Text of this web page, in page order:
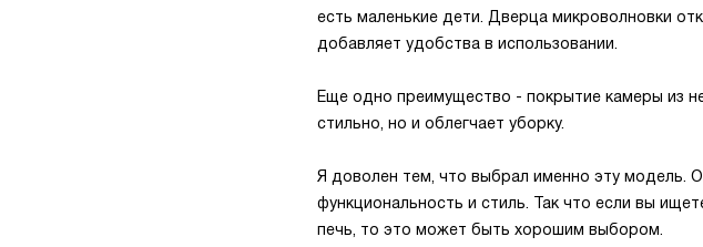
есть маленькие дети. Дверца микроволновки
добавляет удобства в использовании.
Еще одно преимущество - покрытие камеры из
стильно, но и облегчает уборку.
Я доволен тем, что выбрал именно эту модель.
функциональность и стиль. Так что если вы
печь, то это может быть хорошим выбором.